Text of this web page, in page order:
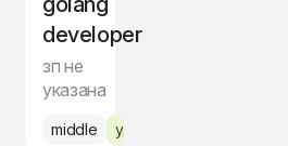
developer
зп не
указана
middle удалённо